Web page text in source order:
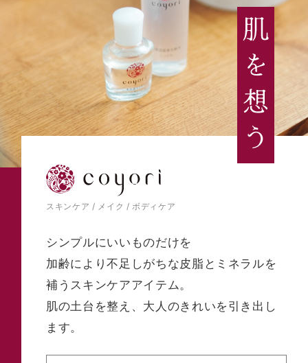
スキンケア / メイク / ボディケア
シンプルにいいものだけを
加齢により不足しがちな皮脂とミネラルを
補うスキンケアアイテム。
肌の土台を整え、大人のきれいを引き出し
ます。